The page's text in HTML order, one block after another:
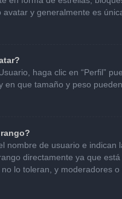
y generalmente es
haga clic en “Perfil”
en que tamaño y peso
nombre de usuario e
directamente ya que
lo toleran, y moderadores